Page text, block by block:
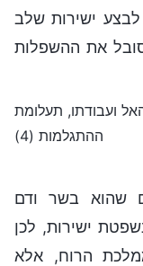
ישירות שלב
את ההשפלות
ועבודתו, תעלומת
ההתגלמות (4)
שהוא בשר ודם
ישירות, לכן
הרוח, אלא